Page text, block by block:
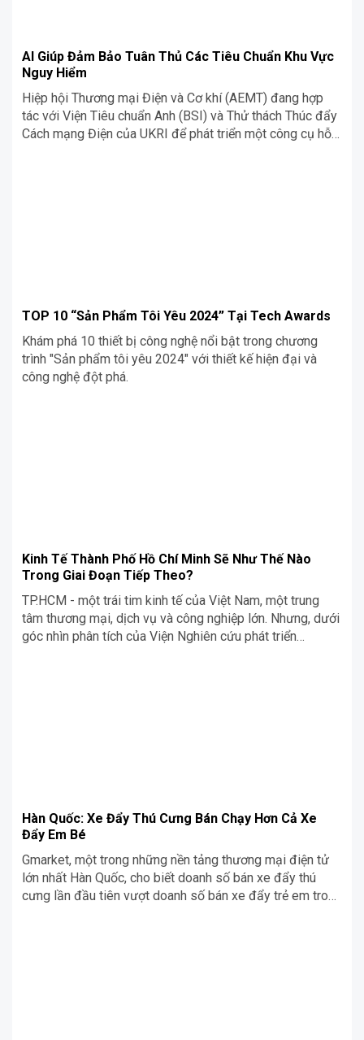
AI Giúp Đảm Bảo Tuân Thủ Các Tiêu Chuẩn Khu Vực
Nguy Hiểm
Hiệp hội Thương mại Điện và Cơ khí (AEMT) đang hợp
tác với Viện Tiêu chuẩn Anh (BSI) và Thử thách Thúc đẩy
Cách mạng Điện của UKRI để phát triển một công cụ hỗ
TOP 10 “Sản Phẩm Tôi Yêu 2024” Tại Tech Awards
Khám phá 10 thiết bị công nghệ nổi bật trong chương
trình "Sản phẩm tôi yêu 2024" với thiết kế hiện đại và
công nghệ đột phá.
Kinh Tế Thành Phố Hồ Chí Minh Sẽ Như Thế Nào
Trong Giai Đoạn Tiếp Theo?
TP.HCM - một trái tim kinh tế của Việt Nam, một trung
tâm thương mại, dịch vụ và công nghiệp lớn. Nhưng, dưới
góc nhìn phân tích của Viện Nghiên cứu phát triển
Hàn Quốc: Xe Đẩy Thú Cưng Bán Chạy Hơn Cả Xe
Đẩy Em Bé
Gmarket, một trong những nền tảng thương mại điện tử
lớn nhất Hàn Quốc, cho biết doanh số bán xe đẩy thú
cưng lần đầu tiên vượt doanh số bán xe đẩy trẻ em trong